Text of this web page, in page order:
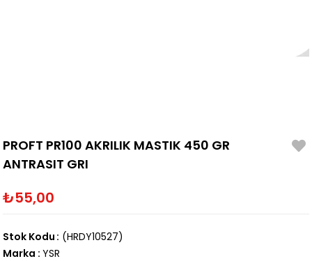
PROFT PR100 AKRILIK MASTIK 450 GR
ANTRASIT GRI
₺55,00
(HRDY10527)
Stok Kodu
Marka : YSR